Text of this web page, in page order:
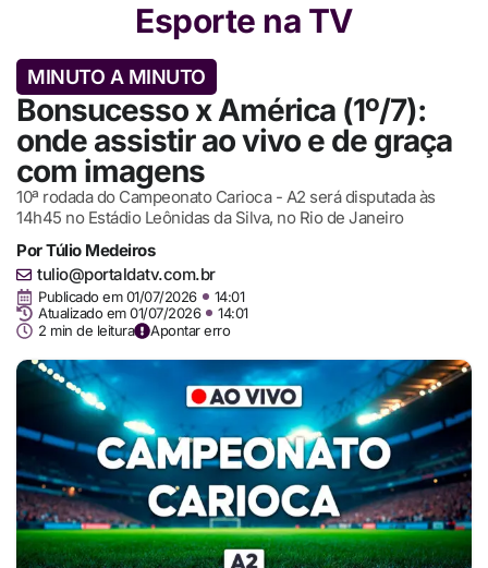
Esporte na TV
MINUTO A MINUTO
Bonsucesso x América (1º/7):
onde assistir ao vivo e de graça
com imagens
10ª rodada do Campeonato Carioca - A2 será disputada às
14h45 no Estádio Leônidas da Silva, no Rio de Janeiro
PorTúlio Medeiros
tulio@portaldatv.com.br
Publicado em 01/07/2026
14:01
Atualizado em 01/07/2026
14:01
2 min de leitura
Apontar erro